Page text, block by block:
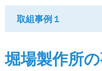
取組事例１
堀場製作所